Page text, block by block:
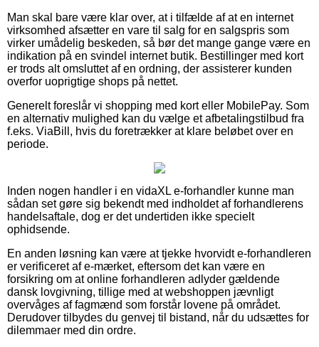
Man skal bare være klar over, at i tilfælde af at en internet
virksomhed afsætter en vare til salg for en salgspris som
virker umådelig beskeden, så bør det mange gange være en
indikation på en svindel internet butik. Bestillinger med kort
er trods alt omsluttet af en ordning, der assisterer kunden
overfor uoprigtige shops på nettet.
Generelt foreslår vi shopping med kort eller MobilePay. Som
en alternativ mulighed kan du vælge et afbetalingstilbud fra
f.eks. ViaBill, hvis du foretrækker at klare beløbet over en
periode.
Inden nogen handler i en vidaXL e-forhandler kunne man
sådan set gøre sig bekendt med indholdet af forhandlerens
handelsaftale, dog er det undertiden ikke specielt
ophidsende.
En anden løsning kan være at tjekke hvorvidt e-forhandleren
er verificeret af e-mærket, eftersom det kan være en
forsikring om at online forhandleren adlyder gældende
dansk lovgivning, tillige med at webshoppen jævnligt
overvåges af fagmænd som forstår lovene på området.
Derudover tilbydes du genvej til bistand, når du udsættes for
dilemmaer med din ordre.